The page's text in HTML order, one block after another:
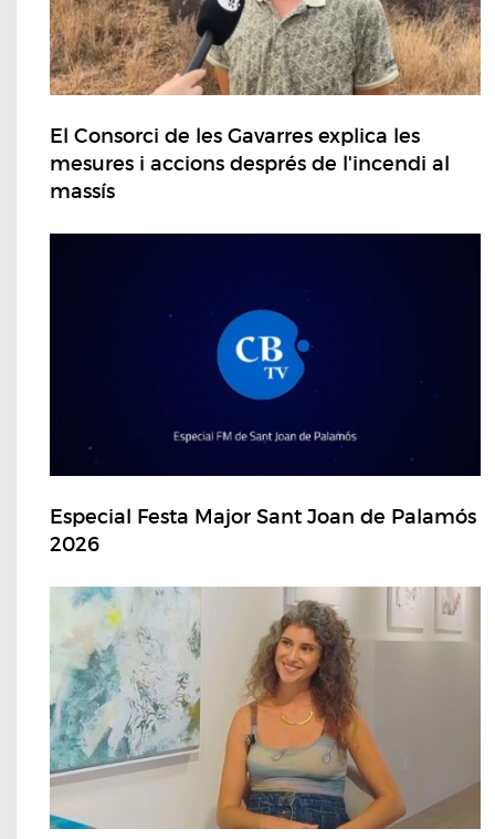
El Consorci de les Gavarres explica les
mesures i accions després de l'incendi al
massís
Especial Festa Major Sant Joan de Palamós
2026